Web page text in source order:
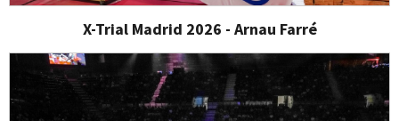
X-Trial Madrid 2026 - Arnau Farré